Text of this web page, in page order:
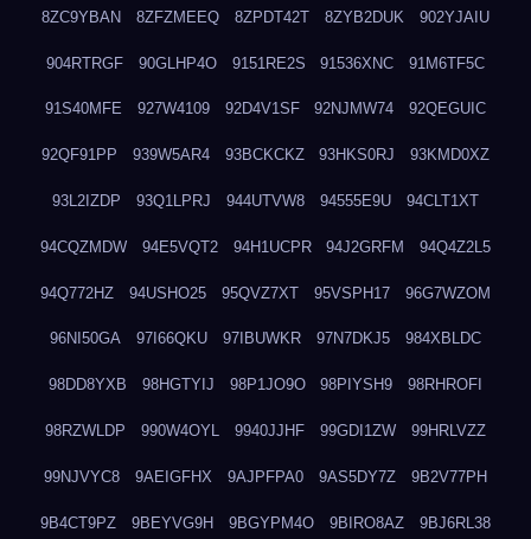
8ZC9YBAN 8ZFZMEEQ 8ZPDT42T 8ZYB2DUK 902YJAIU
904RTRGF 90GLHP4O 9151RE2S 91536XNC 91M6TF5C
91S40MFE 927W4109 92D4V1SF 92NJMW74 92QEGUIC
92QF91PP 939W5AR4 93BCKCKZ 93HKS0RJ 93KMD0XZ
93L2IZDP 93Q1LPRJ 944UTVW8 94555E9U 94CLT1XT
94CQZMDW 94E5VQT2 94H1UCPR 94J2GRFM 94Q4Z2L5
94Q772HZ 94USHO25 95QVZ7XT 95VSPH17 96G7WZOM
96NI50GA 97I66QKU 97IBUWKR 97N7DKJ5 984XBLDC
98DD8YXB 98HGTYIJ 98P1JO9O 98PIYSH9 98RHROFI
98RZWLDP 990W4OYL 9940JJHF 99GDI1ZW 99HRLVZZ
99NJVYC8 9AEIGFHX 9AJPFPA0 9AS5DY7Z 9B2V77PH
9B4CT9PZ 9BEYVG9H 9BGYPM4O 9BIRO8AZ 9BJ6RL38